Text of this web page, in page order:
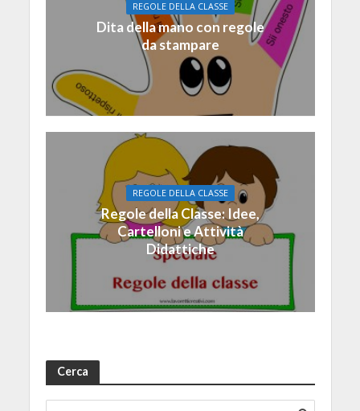
REGOLE DELLA CLASSE
Dita della mano con regole
da stampare
REGOLE DELLA CLASSE
Regole della Classe: Idee,
Cartelloni e Attività
Didattiche
Cerca